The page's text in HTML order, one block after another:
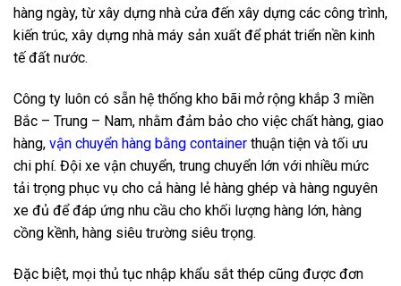
hàng ngày, từ xây dựng nhà cửa đến xây dựng các công trình,
kiến trúc, xây dựng nhà máy sản xuất để phát triển nền kinh
tế đất nước.
Công ty luôn có sẵn hệ thống kho bãi mở rộng khắp 3 miền
Bắc – Trung – Nam, nhằm đảm bảo cho việc chất hàng, giao
hàng, vận chuyển hàng bằng container thuận tiện và tối ưu
chi phí. Đội xe vận chuyển, trung chuyển lớn với nhiều mức
tải trọng phục vụ cho cả hàng lẻ hàng ghép và hàng nguyên
xe đủ để đáp ứng nhu cầu cho khối lượng hàng lớn, hàng
cồng kềnh, hàng siêu trường siêu trọng.
Đặc biệt, mọi thủ tục nhập khẩu sắt thép cũng được đơn